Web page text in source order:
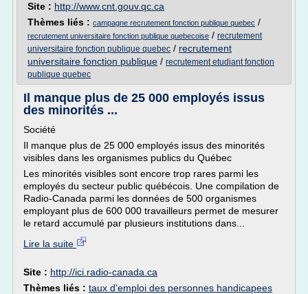
Site : http://www.cnt.gouv.qc.ca
Thèmes liés : campagne recrutement fonction publique quebec /
recrutement universitaire fonction publique quebecoise / recrutement
universitaire fonction publique quebec / recrutement
universitaire fonction publique / recrutement etudiant fonction
publique quebec
Il manque plus de 25 000 employés issus
des minorités ...
Société
Il manque plus de 25 000 employés issus des minorités
visibles dans les organismes publics du Québec
Les minorités visibles sont encore trop rares parmi les
employés du secteur public québécois. Une compilation de
Radio-Canada parmi les données de 500 organismes
employant plus de 600 000 travailleurs permet de mesurer
le retard accumulé par plusieurs institutions dans...
Lire la suite
Site : http://ici.radio-canada.ca
Thèmes liés : taux d'emploi des personnes handicapees